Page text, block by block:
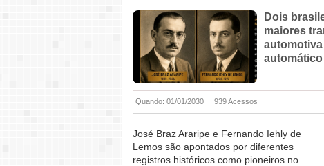
Dois
maiores
Quando: 01/01/2030 939 Acessos
José Braz Araripe e Fernando Iehly de
Lemos são apontados por diferentes
registros históricos como pioneiros no